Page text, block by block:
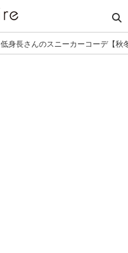
低身長さんのスニーカーコーデ【